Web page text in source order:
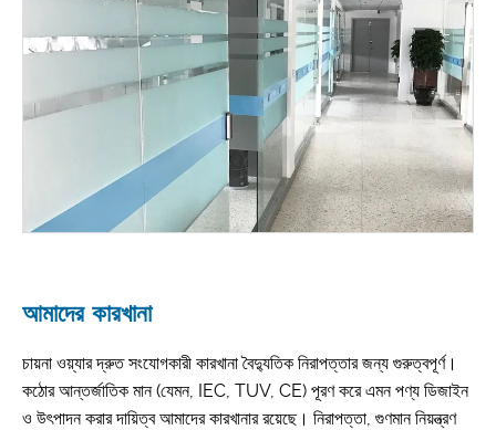
আমাদের কারখানা
চায়না ওয়্যার দ্রুত সংযোগকারী কারখানা বৈদ্যুতিক নিরাপত্তার জন্য গুরুত্বপূর্ণ।
কঠোর আন্তর্জাতিক মান (যেমন, IEC, TUV, CE) পূরণ করে এমন পণ্য ডিজাইন
ও উৎপাদন করার দায়িত্ব আমাদের কারখানার রয়েছে। নিরাপত্তা, গুণমান নিয়ন্ত্রণ